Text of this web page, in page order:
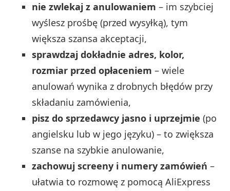
nie zwlekaj z anulowaniem – im szybciej
wyślesz prośbę (przed wysyłką), tym
większa szansa akceptacji,
sprawdzaj dokładnie adres, kolor,
rozmiar przed opłaceniem – wiele
anulowań wynika z drobnych błędów przy
składaniu zamówienia,
pisz do sprzedawcy jasno i uprzejmie (po
angielsku lub w jego języku) – to zwiększa
szanse na szybkie anulowanie,
zachowuj screeny i numery zamówień –
ułatwia to rozmowę z pomocą AliExpress